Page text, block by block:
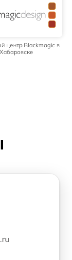
центр Blackmagic в
Хабаровске